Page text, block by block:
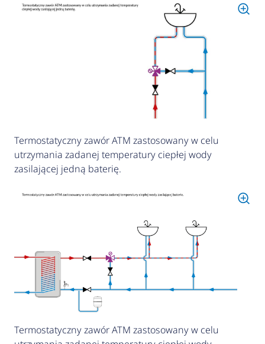
Termostatyczny zawór ATM zastosowany w celu
utrzymania zadanej temperatury ciepłej wody
zasilającej jedną baterię.
Termostatyczny zawór ATM zastosowany w celu